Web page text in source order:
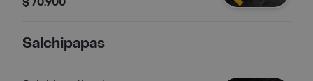
Salchipapas